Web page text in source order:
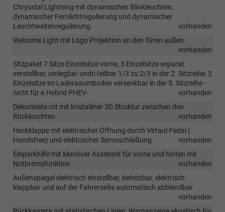
Chrysstal Lightning mit dynamischen Blinkleuchten,
dynamischer Fernlichtregulierung und dynamischer
Leuchtweitenregulierung
vorhanden
Welcome Light mit Logo Projektion an den Türen außen
vorhanden
Sitzpaket 7 Sitze Einzelsitze vorne, 3 Einzelsitze separat
verstellbar, umlegbar undn teilbar 1/3 zu 2/3 in der 2. Sitzreihe, 2
Einzelsitze im Laderaaumboden versenkbar in der 3. Sitzreihe -
nicht für e.Hybrid PHEV-
vorhanden
Dekorleiste rot mit kristalliner 3D Struktur zwischen den
Rückleuchten
vorhanden
Heckklappe mit elektrischer Öffnung durch Virtaul Pedal (
Handsfree) und elektrischer Servoschließung
vorhanden
Einparkhilfe mit Manöver Assistent für vorne und hinten mit
Notbremsfunktion
vorhanden
Außenspiegel elektrisch einstellbar, beheizbar, elektrisch
klappbar und auf der Fahrerseite automatisch abblendbar
vorhanden